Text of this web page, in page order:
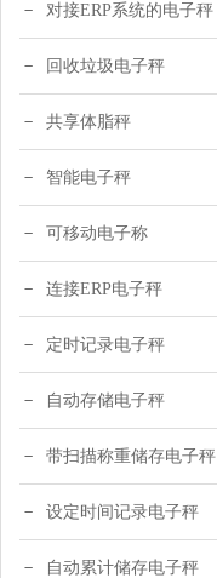
对接ERP系统的电子秤
回收垃圾电子秤
共享体脂秤
智能电子秤
可移动电子称
连接ERP电子秤
定时记录电子秤
自动存储电子秤
带扫描称重储存电子秤
设定时间记录电子秤
自动累计储存电子秤